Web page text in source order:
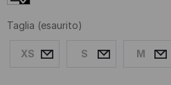
Taglia (esaurito)
XS S M